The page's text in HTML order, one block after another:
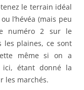
le terrain idéal
l’hévéa (mais peu
numéro 2 sur le
les plaines, ce sont
même si on a
ici, étant donné la
les marchés.